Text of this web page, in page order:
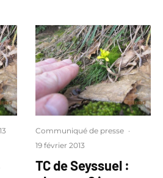
Communiqué de presse ·
19 février 2013
TC de Seyssuel :